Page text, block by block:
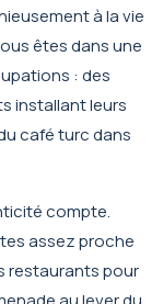
à la vie
êtes dans une
: des
installant leurs
café turc dans
compte.
assez proche
restaurants pour